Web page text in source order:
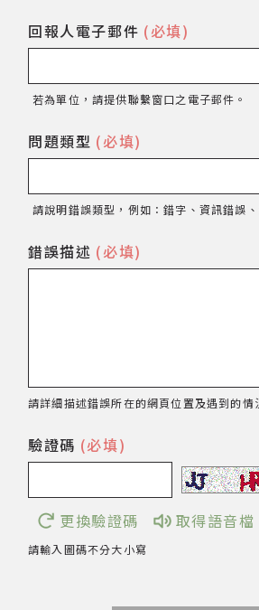
回報人電子郵件 (必填)
若為單位，請提供聯繫窗口之電子郵件。
問題類型 (必填)
請說明錯誤類型，例如：錯字、資訊錯誤
錯誤描述 (必填)
請詳細描述錯誤所在的網頁位置及遇到的情
驗證碼 (必填)
更換驗證碼 取得語音檔
請輸入圖碼不分大小寫
音樂空間
音樂獎項
組織協會
曲目統計表
臺北流行音樂中心